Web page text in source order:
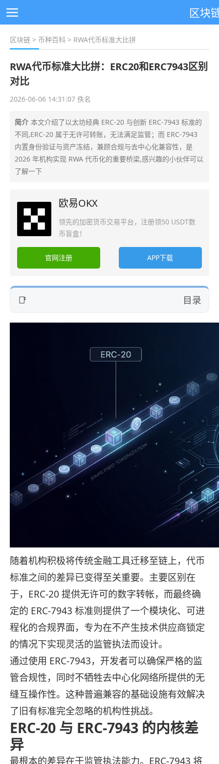
区块
区块链 > 币种百科 > RWA代币标准大比拼
RWA代币标准大比拼：ERC20和ERC7943区别
对比
2026-06-06 14:31:07 佚名
简介 本文介绍了以太坊经典 ERC-20 与创新 ERC-7943 标准的
不同,ERC-20 属于无许可转账，无法满足监管；而 ERC-7943
内置身份验证与资产冻结，兼顾合规与去中心化兼容性，是
2026 年机构实现 RWA 代币化的重要桥梁,感兴趣的小伙伴可以
了解一下
欧易OKX
领先的加密货币交易平台，注册领50 USDT数
币盲盒！
官网注册 APP下载
目录
随着机构积极将传统金融工具迁移至链上，代币
标准之间的差异已变得至关重要。主要区别在
于，ERC-20 提供无许可的数字转帐，而最终确
定的 ERC-7943 标准则提供了一个模块化、可进
程化的合规界面，专为在不产生技术供应商锁定
的情况下实现灵活的监管执法而设计。
通过使用 ERC-7943，开发者可以确保严格的监
管合规性，同时不牺牲去中心化网络所提供的无
缝互操作性。这种普遍兼容的基础设施有效解决
了旧有标准完全忽略的机构性挑战。
ERC-20 与 ERC-7943 的内核差
异
最根本的差异在于监管执法能力。ERC-7943 将